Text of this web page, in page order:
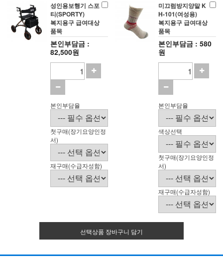
성인용보행기 스포
티(SPORTY)
복지용구 급여대상
품목
본인부담금 :
82,500원
본인부담율
첫구매(장기요양인정
서)
재구매(수급자성함)
미끄럼방지양말 K
H-101(여성용)
복지용구 급여대상
품목
본인부담금 : 580
원
본인부담율
색상선택
첫구매(장기요양인정
서)
재구매(수급자성함)
선택상품 장바구니 담기